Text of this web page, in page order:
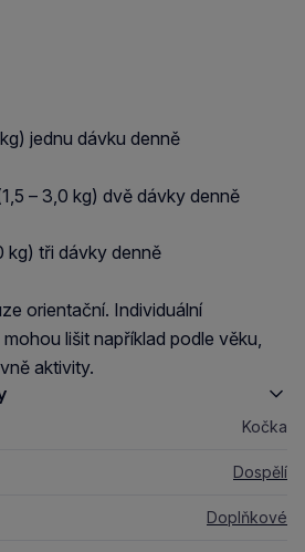
jednu dávku denně
– 3,0 kg) dvě dávky denně
kg) tři dávky denně
orientační. Individuální
lišit například podle věku,
aktivity.
Kočka
Dospělí
Doplňkové